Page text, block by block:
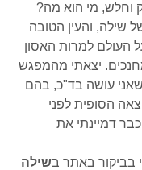
וחלש, מי הוא מה?
שילה, והעין הטובה
העולם למרות האסון
יצאתי מהמפגש
שאני עושה בד"כ, בהם
הסופית לפני
דמיינתי את
בביקור באתר בשילה